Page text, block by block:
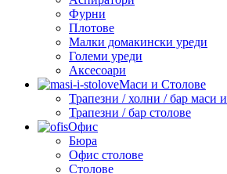
Фурни
Плотове
Малки домакински уреди
Големи уреди
Аксесоари
Маси и Столове
Трапезни / холни / бар маси
Трапезни / бар столове
Офис
Бюра
Офис столове
Столове